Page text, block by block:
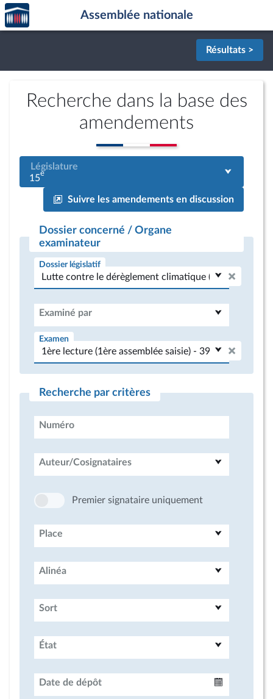
Aller au contenu
Aller en bas de la page
Accèder
à la
page
Assemblée nationale
Résultats >
Recherche dans la base des
amendements
Législature
15e
Suivre les amendements en discussion
Dossier concerné / Organe
examinateur
Dossier législatif
Examiné par
Examen
Recherche par critères
Numéro
Auteur/Cosignataires
Premier signataire uniquement
Place
Alinéa
Sort
État
Date de dépôt